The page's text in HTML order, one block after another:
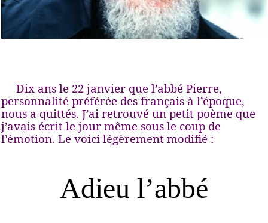
Dix ans le 22 janvier que l’abbé Pierre,
personnalité préférée des français à l’époque,
nous a quittés. J’ai retrouvé un petit poème que
j’avais écrit le jour même sous le coup de
l’émotion. Le voici légèrement modifié :
Adieu l’abbé